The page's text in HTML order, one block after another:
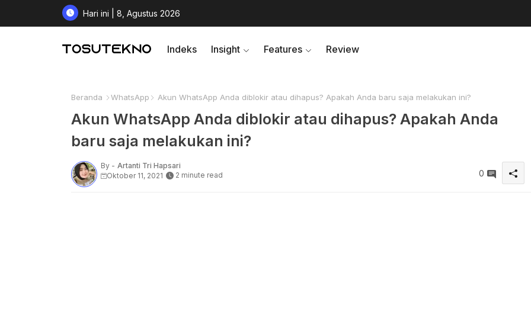
Hari ini | 8, Agustus 2026
Indeks Insight Features Review
Beranda WhatsApp Akun WhatsApp Anda diblokir atau dihapus? Apakah Anda baru saja melakukan ini?
Akun WhatsApp Anda diblokir atau dihapus? Apakah Anda
baru saja melakukan ini?
By - Artanti Tri Hapsari
Oktober 11, 2021
2 minute read 0